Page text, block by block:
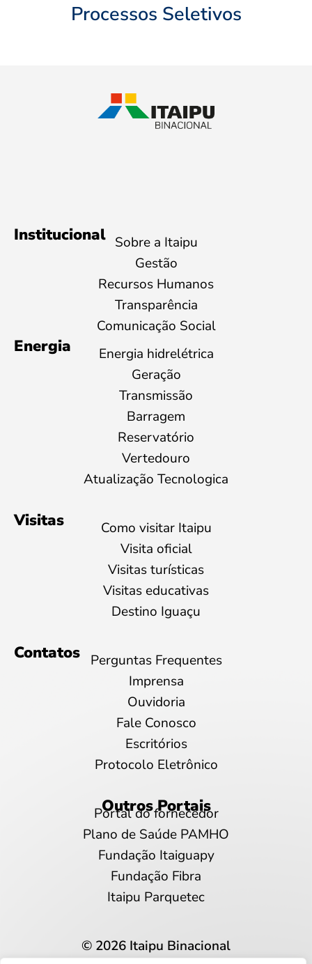
Processos Seletivos
Institucional Sobre a Itaipu
Gestão
Recursos Humanos
Transparência
Comunicação Social
Energia
Energia hidrelétrica
Geração
Transmissão
Barragem
Reservatório
Vertedouro
Atualização Tecnologica
Visitas
Como visitar Itaipu
Visita oficial
Visitas turísticas
Visitas educativas
Destino Iguaçu
Contatos
Perguntas Frequentes
Imprensa
Ouvidoria
Fale Conosco
Escritórios
Protocolo Eletrônico
Outros Portais
Portal do fornecedor
Plano de Saúde PAMHO
Fundação Itaiguapy
Fundação Fibra
Itaipu Parquetec
© 2026 Itaipu Binacional